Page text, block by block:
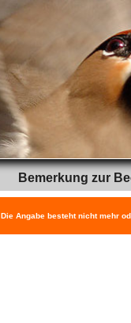
Bemerkung zur
Die Angabe besteht nicht mehr